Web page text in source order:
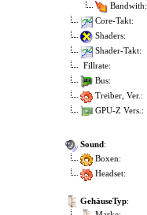
Bandwith:
Core-Takt:
Shaders:
Shader-Takt:
Fillrate:
Bus:
Treiber, Ver.:
GPU-Z Vers.:
Sound:
Boxen:
Headset:
GehäuseTyp: